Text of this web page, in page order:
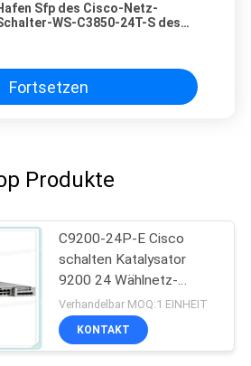
Sfp des Cisco-Netz-
WS-C3850-24T-S des
Fortsetzen
Produkte
C9200-24P-E Cisco
schalten Katalysator
9200 24 Wählnetz-
Wesensmerkmale des
Hafen-PoE+
Verhandelbar MOQ:1 EINHEIT
KONTAKT